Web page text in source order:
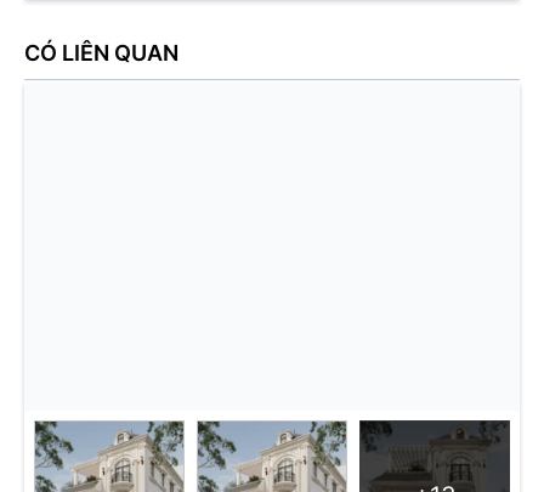
CÓ LIÊN QUAN